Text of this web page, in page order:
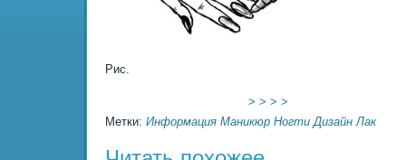
Рис.
> > > >
Метки: Информация Маникюр Ногти Дизайн Лак